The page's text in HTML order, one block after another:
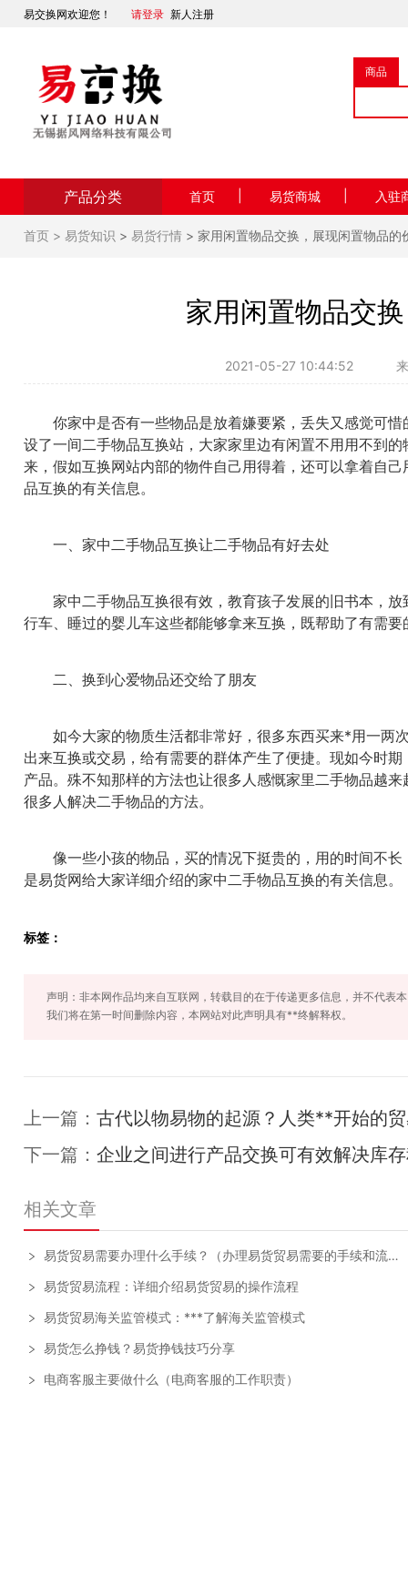
易交换网欢迎您！ 请登录 新人注册
商品
产品分类 首页 易货商城 入驻
首页 > 易货知识 > 易货行情 > 家用闲置物品交换，展现闲置物品的
家用闲置物品交
2021-05-27 10:44:52
你家中是否有一些物品是放着嫌要紧，丢失又感觉可惜
设了一间二手物品互换站，大家家里边有闲置不用用不到
来，假如互换网站内部的物件自己用得着，还可以拿着自
品互换的有关信息。
一、家中二手物品互换让二手物品有好去处
家中二手物品互换很有效，教育孩子发展的旧书本，放
行车、睡过的婴儿车这些都能够拿来互换，既帮助了有需
二、换到心爱物品还交给了朋友
如今大家的物质生活都非常好，很多东西买来*用一两
出来互换或交易，给有需要的群体产生了便捷。现如今时
产品。殊不知那样的方法也让很多人感慨家里二手物品越
很多人解决二手物品的方法。
像一些小孩的物品，买的情况下挺贵的，用的时间不长
是易货网给大家详细介绍的家中二手物品互换的有关信息。
标签：
声明：非本网作品均来自互联网，转载目的在于传递更多信息，并不代表
我们将在第一时间删除内容，本网站对此声明具有**终解释权。
上一篇： 古代以物易物的起源？人类**开始的
下一篇： 企业之间进行产品交换可有效解决库
相关文章
易货贸易需要办理什么手续？（办理易货贸易需要的手续和流程）
易货贸易流程：详细介绍易货贸易的操作流程
易货贸易海关监管模式：***了解海关监管模式
易货怎么挣钱？易货挣钱技巧分享
电商客服主要做什么（电商客服的工作职责）